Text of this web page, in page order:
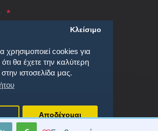
χρησιμοποιεί cookies για
θα έχετε την καλύτερη
ιστοσελίδα μας.
Κλείσιμο
Αποδέχομαι